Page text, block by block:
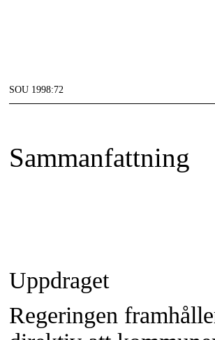
SOU 1998:72
Sammanfattning
Uppdraget
Regeringen